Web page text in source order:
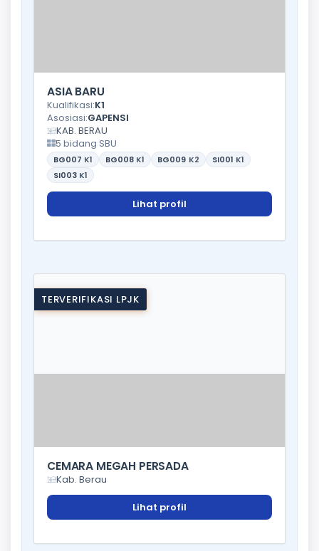
ASIA BARU
Kualifikasi:K1
Asosiasi:GAPENSI
KAB. BERAU
5 bidang SBU
BG007 K1 BG008 K1 BG009 K2 SI001 K1
SI003 K1
Lihat profil
TERVERIFIKASI LPJK
CEMARA MEGAH PERSADA
Kab. Berau
Lihat profil